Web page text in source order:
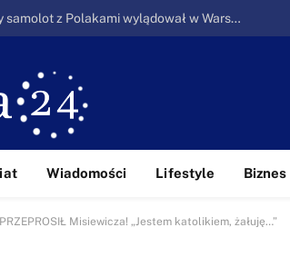
Ucieczka z piekła: Pierwszy samolot z Polakami wylądował w Warszawie
Wiadomości Lifestyle Biznes
Misiewicza! „Jestem katolikiem, żałuję…”